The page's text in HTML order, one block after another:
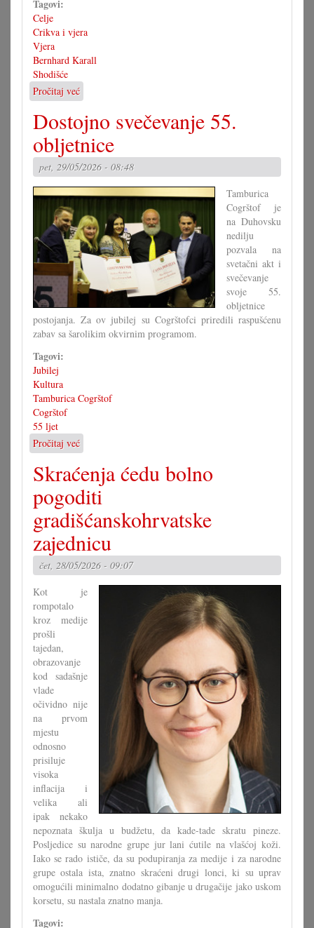
Tagovi:
Celje
Crikva i vjera
Vjera
Bernhard Karall
Shodišće
Pročitaj već
Jubilarno
stoveto
shodišće
Dostojno svečevanje 55.
obljetnice
pet, 29/05/2026 - 08:48
Tamburica
Cogrštof je
na Duhovsku
nedilju
pozvala na
svetačni akt i
svečevanje
svoje 55.
obljetnice
postojanja. Za ov jubilej su Cogrštofci priredili raspušćenu
zabav sa šarolikim okvirnim programom.
Tagovi:
Jubilej
Kultura
Tamburica Cogrštof
Cogrštof
55 ljet
Pročitaj već
Dostojno
svečevanje
55.
obljetnice
Skraćenja ćedu bolno
pogoditi
gradišćanskohrvatske
zajednicu
čet, 28/05/2026 - 09:07
Kot je
rompotalo
kroz medije
prošli
tajedan,
obrazovanje
kod sadašnje
vlade
očividno nije
na prvom
mjestu
odnosno
prisiluje
visoka
inflacija i
velika ali
ipak nekako
nepoznata škulja u budžetu, da kade-tade skratu pineze.
Posljedice su narodne grupe jur lani ćutile na vlašćoj koži.
Iako se rado ističe, da su podupiranja za medije i za narodne
grupe ostala ista, znatno skraćeni drugi lonci, ki su uprav
omogućili minimalno dodatno gibanje u drugačije jako uskom
korsetu, su nastala znatno manja.
Tagovi: